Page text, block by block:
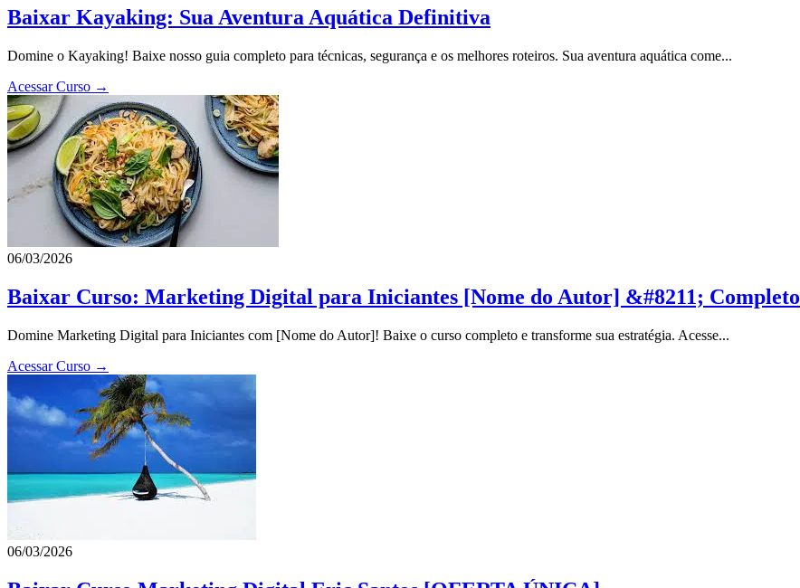
Baixar Kayaking: Sua Aventura Aquática Definitiva
Domine o Kayaking! Baixe nosso guia completo para técnicas, segurança e os melhores roteiros. Sua aventura aquática come...
Acessar Curso →
06/03/2026
Baixar Curso: Marketing Digital para Iniciantes [Nome do Autor] &#8211; Completo
Domine Marketing Digital para Iniciantes com [Nome do Autor]! Baixe o curso completo e transforme sua estratégia. Acesse...
Acessar Curso →
06/03/2026